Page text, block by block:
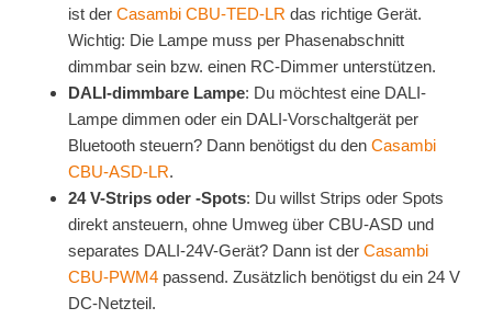
ist derCasambi CBU-TED-LR das richtige Gerät.
Wichtig: Die Lampe muss per Phasenabschnitt
dimmbar sein bzw. einen RC-Dimmer unterstützen.
DALI-dimmbare Lampe: Du möchtest eine DALI-
Lampe dimmen oder ein DALI-Vorschaltgerät per
Bluetooth steuern? Dann benötigst du denCasambi
CBU-ASD-LR.
24 V-Strips oder -Spots: Du willst Strips oder Spots
direkt ansteuern, ohne Umweg über CBU-ASD und
separates DALI-24V-Gerät? Dann ist derCasambi
CBU-PWM4 passend. Zusätzlich benötigst du ein 24 V
DC-Netzteil.